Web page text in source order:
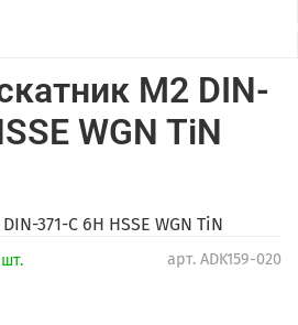
арт. ADK159-020
М2 DIN-
WGN TiN
371-C 6H HSSE WGN TiN